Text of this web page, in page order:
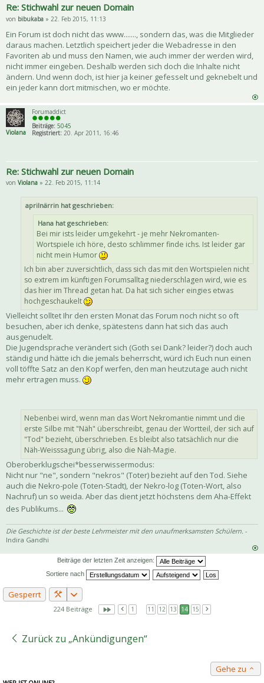
Re: Stichwahl zur neuen Domain
von bibukaba » 22. Feb 2015, 11:13
Ein Forum ist doch nicht das www......., sondern das, was die Mitglieder
daraus machen. Letztlich speichert jeder die Webadresse in den
Favoriten ab und muss den Namen, wie auch immer der werden wird,
nicht immer eingeben. Deshalb werden sich doch die Inhalte nicht
ändern. Und wenn doch, ist hier ja keiner gefesselt und geknebelt und
ein jeder kann dort mitmischen, wo er möchte.
Violana
Forumaddict
Beiträge: 5045
Registriert: 20. Apr 2011, 16:46
Re: Stichwahl zur neuen Domain
von Violana » 22. Feb 2015, 11:14
aprilnärrin hat geschrieben:
Hana hat geschrieben:
Bei mir ists leider umgekehrt - je mehr Nekromanten-
Wortspiele ich höre, desto schlimmer finde ichs. Ist leider gar
nicht mein Humor
Ich bin aber zuversichtlich, dass sich das mit den Wortspielen nicht
so extrem im künftigen Forumsalltag niederschlagen wird, wie es
das hier im Thread getan hat. Da hat sich sicher eingies etwas
hochgeschaukelt
Vielleicht solltet Ihr den ersten Monat das Forum noch nicht so oft
besuchen, aber ich denke, spätestens dann hat sich das auch
ausgenudelt.
Die Jugendsprache verändert sich (Goth sei Dank? leider?) doch auch
ständig und hätte ich die jemals beherrscht, würd ich Euch nun einen
voll töffte Satz an den Kopf werfen, den man heutzutage auch nicht
mehr ertragen muss.
Nebenbei wird, wenn man das Wort Nekromantie nimmt und die
erste Silbe mit "Näh" überschreibt, genau der Wortteil, der sich auf
"Tod" bezieht, überschrieben. Es bleibt also tatsächlich nur die
Näh-Weisssagung übrig, also die Näh-Magie.
Oberoberklugschei*besserwissermodus:
Nicht nur "ne", sondern "nekros" (Toter) bezieht auf den Tod. Siehe
auch die Nekro-pole (Toten-Stadt), der Nekro-log (Toten-Wort, also
Nachruf) un so weida. Aber das dient jetzt höchstens dem Aha-Effekt
des Publikums...
Die Geschichte ist der beste Lehrmeister mit den unaufmerksamsten Schülern. -
Indira Gandhi
Beiträge der letzten Zeit anzeigen:
Sortiere nach
Gesperrt
224 Beiträge 1 11 12 13 14 15
Zurück zu „Ankündigungen“
Gehe zu